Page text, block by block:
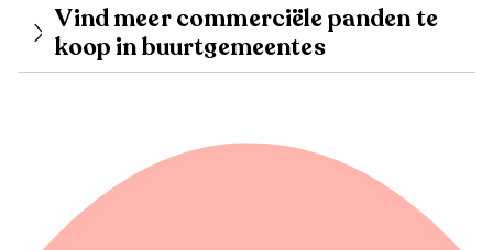
Vind meer commerciële panden te
koop in buurtgemeentes